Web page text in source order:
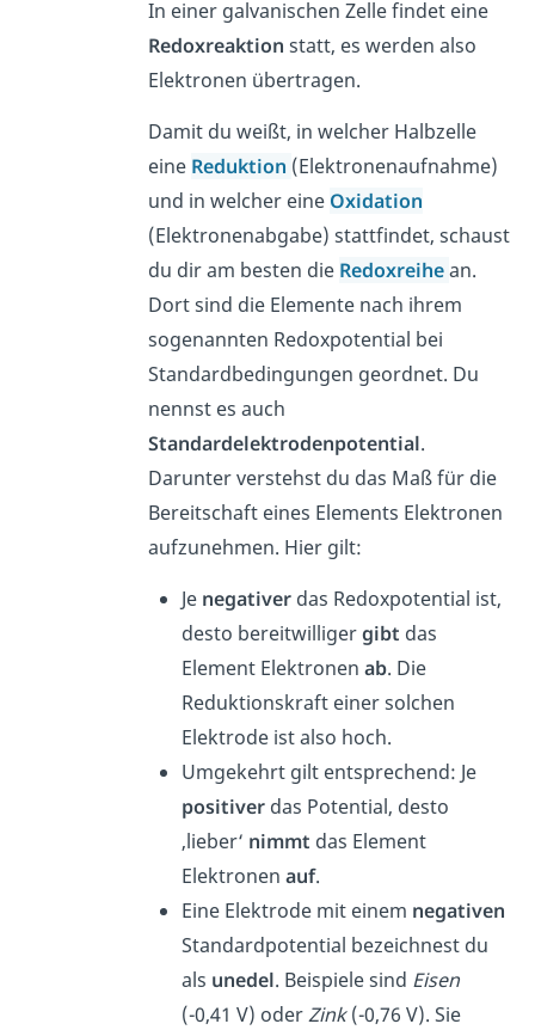
In einer galvanischen Zelle findet eine
Redoxreaktion statt, es werden also
Elektronen übertragen.
Damit du weißt, in welcher Halbzelle
eine Reduktion (Elektronenaufnahme)
und in welcher eine Oxidation
(Elektronenabgabe) stattfindet, schaust
du dir am besten die Redoxreihean.
Dort sind die Elemente nach ihrem
sogenannten Redoxpotential bei
Standardbedingungen geordnet. Du
nennst es auch
Standardelektrodenpotential.
Darunter verstehst du das Maß für die
Bereitschaft eines Elements Elektronen
aufzunehmen. Hier gilt:
Je negativerdas Redoxpotential ist,
desto bereitwilligergibt das
Element Elektronen ab. Die
Reduktionskraft einer solchen
Elektrode ist also hoch.
Umgekehrt gilt entsprechend: Je
positiverdas Potential, desto
‚lieber‘ nimmt das Element
Elektronen auf.
Eine Elektrode mit einem negativen
Standardpotential bezeichnest du
als unedel. Beispiele sind Eisen
(-0,41 V) oderZink(-0,76 V). Sie